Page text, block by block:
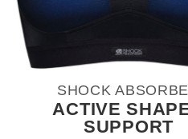
SHOCK
ACTIVE
SUPPORT